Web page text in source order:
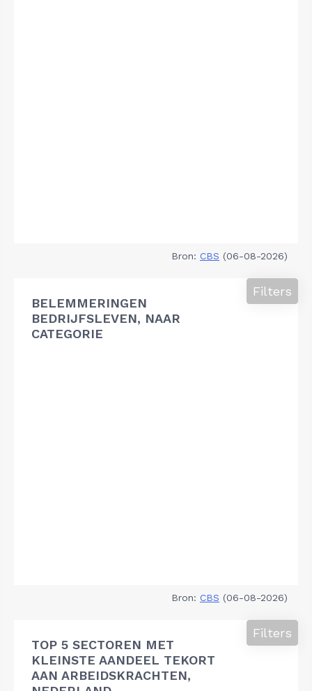
Bron: CBS (06-08-2026)
BELEMMERINGEN
BEDRIJFSLEVEN, NAAR
CATEGORIE
Filters
Bron: CBS (06-08-2026)
TOP 5 SECTOREN MET
KLEINSTE AANDEEL TEKORT
AAN ARBEIDSKRACHTEN,
Filters